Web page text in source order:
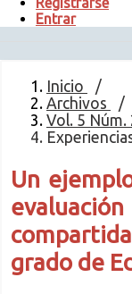
Entrar
Inicio
/
Archivos
/
Vol. 5 Núm.
Un
grado de